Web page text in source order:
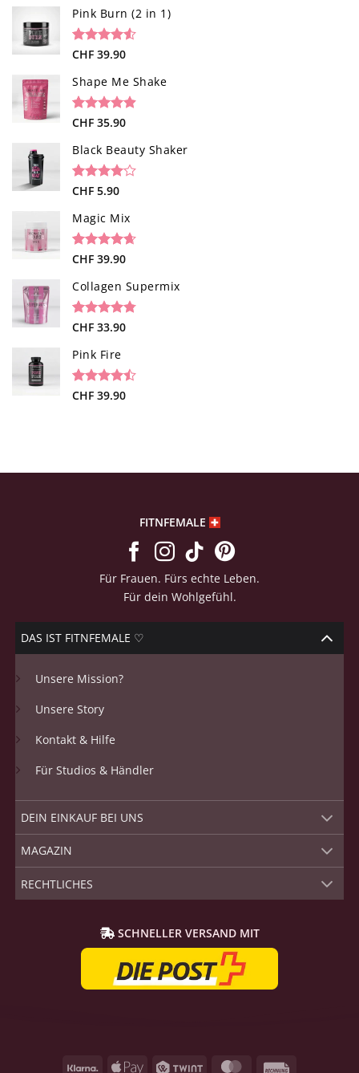
Pink Burn (2 in 1)
Bewertet
von 5,
basierend
auf
96
Kundenbewertungen
CHF 39.90
Shape Me Shake
Bewertet
von 5,
auf
40
Kundenbewertungen
CHF 35.90
Black Beauty Shaker
Bewertet
von 5,
basierend
auf
1
Kundenbewertung
CHF 5.90
Magic Mix
Bewertet
von 5,
basierend
auf
34
Kundenbewertungen
CHF 39.90
Collagen Supermix
Bewertet
von 5,
auf
26
Kundenbewertungen
CHF 33.90
Pink Fire
Bewertet
19
CHF 39.90
FITNFEMALE
Für Frauen. Fürs echte Leben.
Für dein Wohlgefühl.
DAS IST FITNFEMALE ♡
Unsere Mission?
Unsere Story
Kontakt & Hilfe
Für Studios & Händler
DEIN EINKAUF BEI UNS
MAGAZIN
RECHTLICHES
SCHNELLER VERSAND MIT
Klarna Apple Twint MasterCard